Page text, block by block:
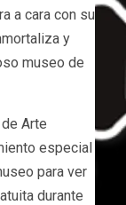
a cara con su
y
museo de
Arte
especial
para ver
durante